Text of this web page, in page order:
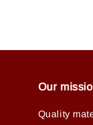
Our
Quality